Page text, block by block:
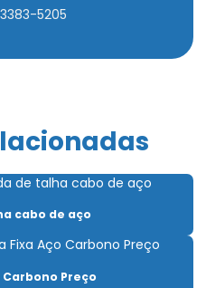
rolantes
Rolantes E Talhas
5205
cabo de aço
Carbono Preço